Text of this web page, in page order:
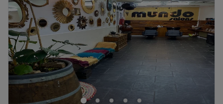
Vrijdag
10:00–18:00
Zaterdag
10:00–18:00
Zondag
Gesloten
Onze salon bevindt zich op de Plantin en Moretuslei,
centraal gelegen in Antwerpen. We zijn makkelijk
bereikbaar met het openbaar vervoer en er is voldoende
parkeergelegenheid in de buurt. De salon ligt op